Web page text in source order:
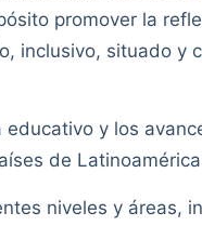
promover la
inclusivo, situado y
y los
de
niveles y áreas,